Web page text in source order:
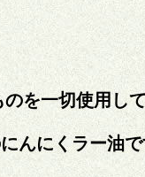
を一切使用し
んにくラー油で